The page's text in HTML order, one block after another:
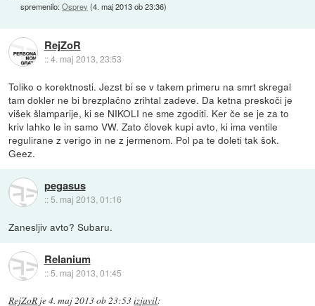
spremenilo:Osprey (4. maj 2013 ob 23:36)
RejZoR
::4. maj 2013, 23:53
Toliko o korektnosti. Jezst bi se v takem primeru na smrt skregal
tam dokler ne bi brezplačno zrihtal zadeve. Da ketna preskoči je
višek šlamparije, ki se NIKOLI ne sme zgoditi. Ker če se je za to
kriv lahko le in samo VW. Zato človek kupi avto, ki ima ventile
regulirane z verigo in ne z jermenom. Pol pa te doleti tak šok.
Geez.
pegasus
:: 5. maj 2013, 01:16
Zanesljiv avto? Subaru.
Relanium
::5. maj 2013, 01:45
RejZoR je4. maj 2013 ob 23:53izjavil: